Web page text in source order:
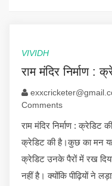
VIVIDH
राम मंदिर निर्माण :
Comments
राम मंदिर निर्माण : क्रेडिट
क्रेडिट की है।कुछ का मन यह
क्रेडिट उनके पैरों में रख
नहीं है। क्योंकि पीढ़ियों ने